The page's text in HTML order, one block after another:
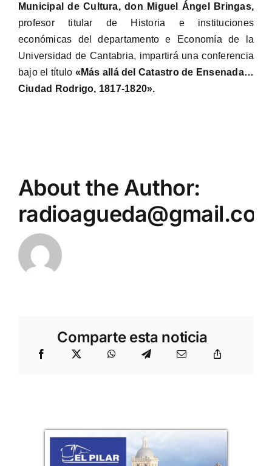
Municipal de Cultura, don Miguel Ángel Bringas,
profesor titular de Historia e instituciones
económicas del departamento e Economía de la
Universidad de Cantabria, impartirá una conferencia
bajo el título «Más allá del Catastro de Ensenada…
Ciudad Rodrigo, 1817-1820».
About the Author:
Comparte esta noticia